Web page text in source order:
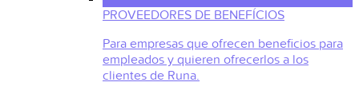
PROVEEDORES DE BENEFÍCIOS
Para empresas que ofrecen beneficios para
empleados y quieren ofrecerlos a los
clientes de Runa.